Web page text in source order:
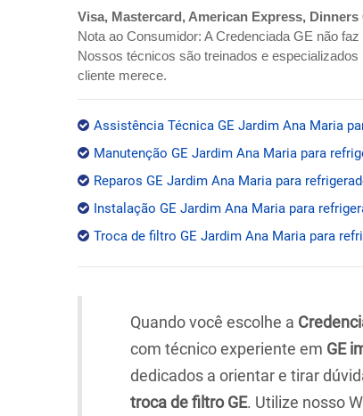
Visa, Mastercard, American Express,
Nota ao Consumidor: A Credenciada GE não
Nossos técnicos são treinados e
cliente merece.
Assistência Técnica GE Jardim Ana Maria
Manutenção GE Jardim Ana Maria para
Reparos GE Jardim Ana Maria para
Instalação GE Jardim Ana Maria para
Troca de filtro GE Jardim Ana Maria para
Quando você escolhe a
com técnico experiente em GE
dedicados a orientar e tirar
troca de filtro GE. Utilize nosso